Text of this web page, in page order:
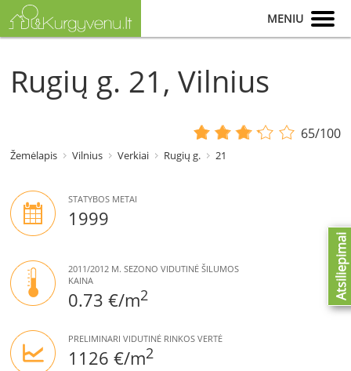
MENIU
Rugių g. 21, Vilnius
65/100
Žemėlapis Vilnius Verkiai Rugių g. 21
STATYBOS METAI
1999
2011/2012 M. SEZONO VIDUTINĖ ŠILUMOS
KAINA
0.73 €/m2
PRELIMINARI VIDUTINĖ RINKOS VERTĖ
1126 €/m2
Atsiliepimai